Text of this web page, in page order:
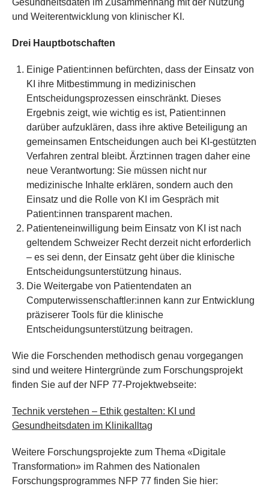
Gesundheitsdaten im Zusammenhang mit der Nutzung
und Weiterentwicklung von klinischer KI.
Drei Hauptbotschaften
Einige Patient:innen befürchten, dass der Einsatz von
KI ihre Mitbestimmung in medizinischen
Entscheidungsprozessen einschränkt. Dieses
Ergebnis zeigt, wie wichtig es ist, Patient:innen
darüber aufzuklären, dass ihre aktive Beteiligung an
gemeinsamen Entscheidungen auch bei KI-gestützten
Verfahren zentral bleibt. Ärzt:innen tragen daher eine
neue Verantwortung: Sie müssen nicht nur
medizinische Inhalte erklären, sondern auch den
Einsatz und die Rolle von KI im Gespräch mit
Patient:innen transparent machen.
Patienteneinwilligung beim Einsatz von KI ist nach
geltendem Schweizer Recht derzeit nicht erforderlich
– es sei denn, der Einsatz geht über die klinische
Entscheidungsunterstützung hinaus.
Die Weitergabe von Patientendaten an
Computerwissenschaftler:innen kann zur Entwicklung
präziserer Tools für die klinische
Entscheidungsunterstützung beitragen.
Wie die Forschenden methodisch genau vorgegangen
sind und weitere Hintergründe zum Forschungsprojekt
finden Sie auf der NFP 77-Projektwebseite:
Technik verstehen – Ethik gestalten: KI und
Gesundheitsdaten im Klinikalltag
Weitere Forschungsprojekte zum Thema «Digitale
Transformation» im Rahmen des Nationalen
Forschungsprogrammes NFP 77 finden Sie hier: